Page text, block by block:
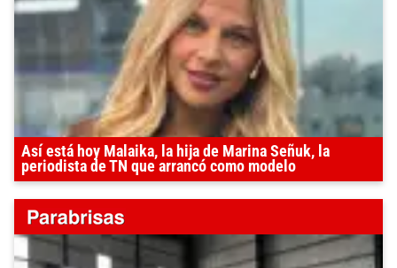
Así está hoy Malaika, la hija de Marina Señuk, la
periodista de TN que arrancó como modelo